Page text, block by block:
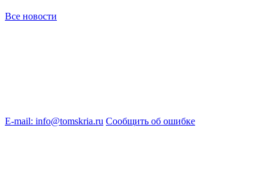
Все новости
E-mail: info@tomskria.ru Сообщить об ошибке